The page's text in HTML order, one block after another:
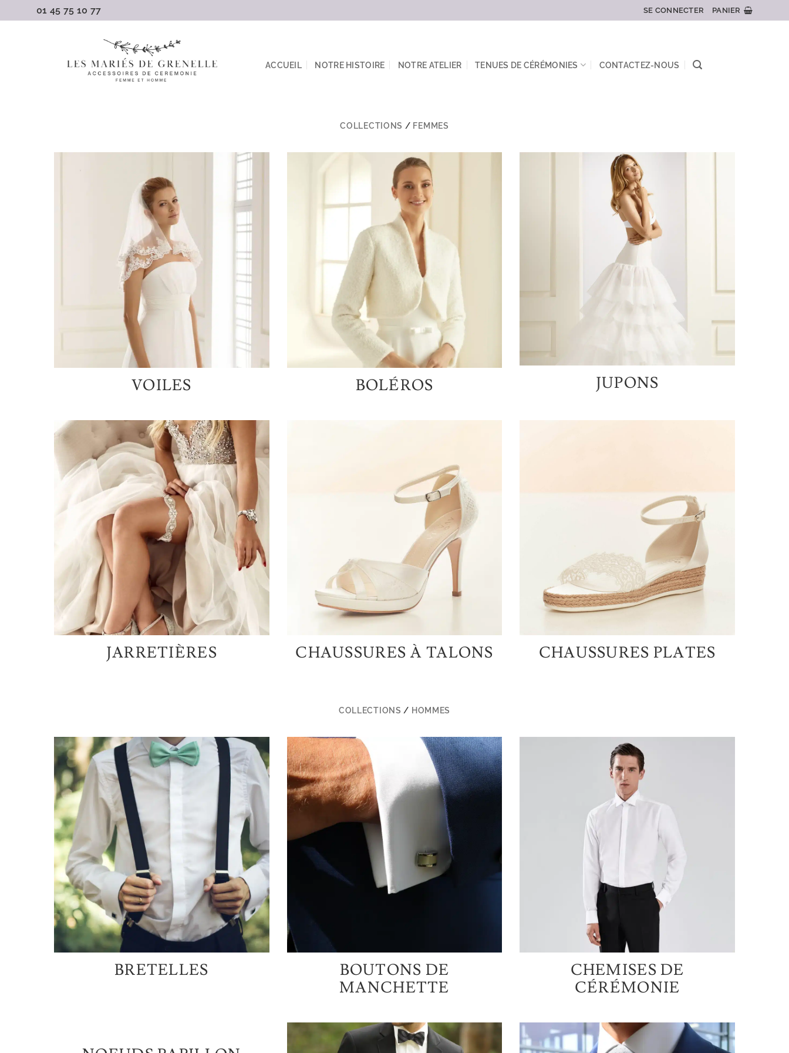
au
01 45 75 10 77 SE CONNECTER PANIER
ACCUEIL NOTRE HISTOIRE NOTRE ATELIER TENUES DE CÉRÉMONIES CONTACTEZ-NOUS
COLLECTIONS / FEMMES
VOILES BOLÉROS JUPONS
JARRETIÈRES CHAUSSURES À TALONS CHAUSSURES PLATES
COLLECTIONS / HOMMES
BRETELLES
BOUTONS DE
MANCHETTE
CHEMISES DE
CÉRÉMONIE